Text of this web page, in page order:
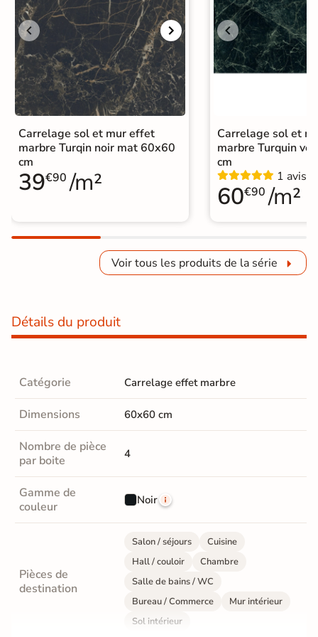
Carrelage sol et mur effet
marbre Turqin noir mat 60x60
cm
39€90 /m²
Carrelage sol et
marbre Turquin
cm
1 avis
60€90 /m²
Voir tous les produits de la série
Détails du produit
Catégorie Carrelage effet marbre
Dimensions 60x60 cm
Nombre de pièce
par boite
4
Gamme de
couleur
Noir
Pièces de
destination
Salon / séjours
Cuisine
Hall / couloir
Chambre
Salle de bains / WC
Bureau / Commerce
Mur intérieur
Sol intérieur